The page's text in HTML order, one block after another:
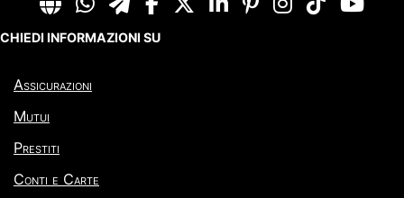
CHIEDI INFORMAZIONI SU
Assicurazioni
Mutui
Prestiti
Conti e Carte